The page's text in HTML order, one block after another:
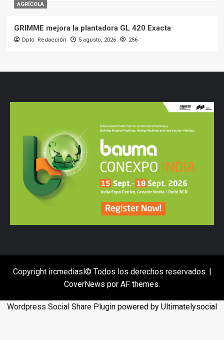
AGRÍCOLA
GRIMME mejora la plantadora GL 420 Exacta
Dpto. Redacción 5 agosto, 2026 256
Copyright ircmediasl© Todos los derechos reservados. |
CoverNews por AF themes.
Wordpress Social Share Plugin powered by Ultimatelysocial